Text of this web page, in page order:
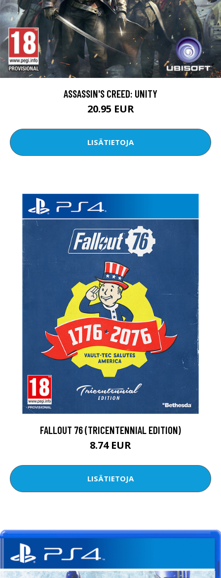
ASSASSIN'S CREED: UNITY
20.95 EUR
LISÄTIETOJA
FALLOUT 76 (TRICENTENNIAL EDITION)
8.74 EUR
LISÄTIETOJA